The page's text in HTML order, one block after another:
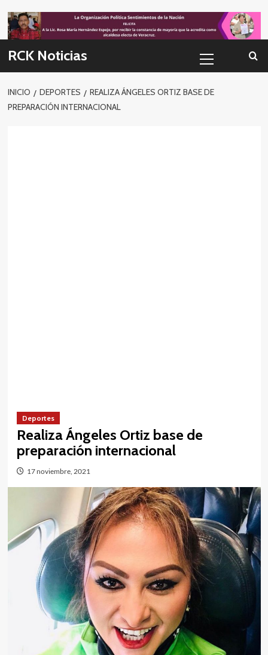
to
content
RCK Noticias
primario
INICIO DEPORTES
REALIZA ÁNGELES ORTIZ BASE DE
PREPARACIÓN INTERNACIONAL
Deportes
Realiza Ángeles Ortiz base de
preparación internacional
17 noviembre, 2021